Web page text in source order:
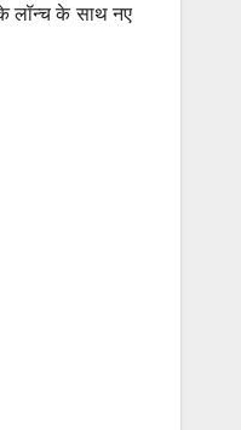
लॉन्च के साथ नए